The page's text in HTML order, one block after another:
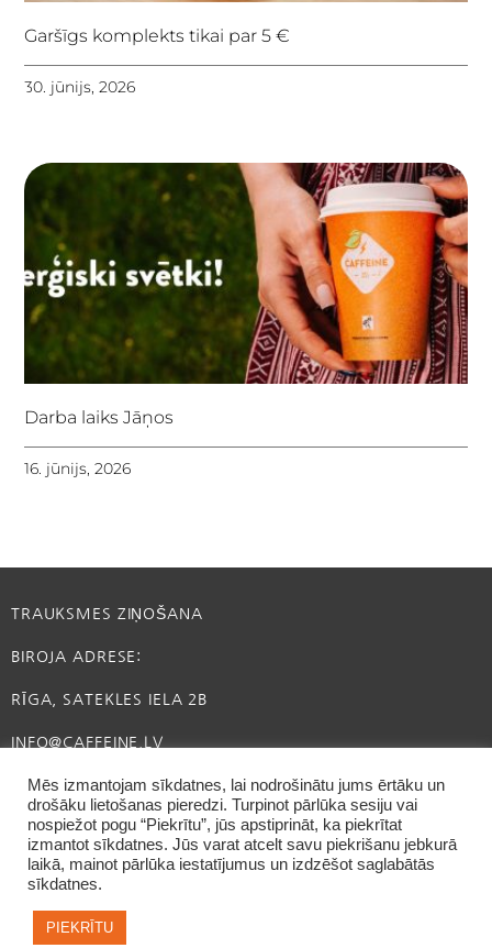
Garšīgs komplekts tikai par 5 €
30. jūnijs, 2026
Darba laiks Jāņos
16. jūnijs, 2026
TRAUKSMES ZIŅOŠANA
BIROJA ADRESE:
RĪGA, SATEKLES IELA 2B
INFO@CAFFEINE.LV
Mēs izmantojam sīkdatnes, lai nodrošinātu jums ērtāku un
drošāku lietošanas pieredzi. Turpinot pārlūka sesiju vai
nospiežot pogu “Piekrītu”, jūs apstiprināt, ka piekrītat
izmantot sīkdatnes. Jūs varat atcelt savu piekrišanu jebkurā
laikā, mainot pārlūka iestatījumus un izdzēšot saglabātās
sīkdatnes.
PIEKRĪTU